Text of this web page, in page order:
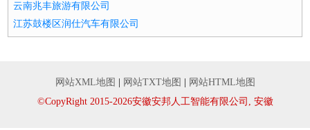
云南兆丰旅游有限公司
江苏鼓楼区润仕汽车有限公司
网站XML地图 网站TXT地图
网站HTML地图
©CopyRight 2015-2026安徽安邦人工智能有限公司, 安徽